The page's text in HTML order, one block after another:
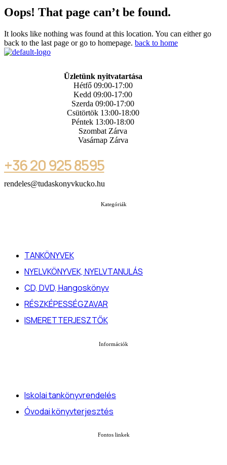
Oops! That page can’t be found.
It looks like nothing was found at this location. You can either go
back to the last page or go to homepage. back to home
Üzletünk nyitvatartása
Hétfő 09:00-17:00
Kedd 09:00-17:00
Szerda 09:00-17:00
Csütörtök 13:00-18:00
Péntek 13:00-18:00
Szombat Zárva
Vasárnap Zárva
+36 20 925 8595
rendeles@tudaskonyvkucko.hu
Kategóriák
TANKÖNYVEK
NYELVKÖNYVEK, NYELVTANULÁS
CD, DVD, Hangoskönyv
RÉSZKÉPESSÉGZAVAR
ISMERETTERJESZTŐK
Információk
Iskolai tankönyvrendelés
Óvodai könyvterjesztés
Fontos linkek